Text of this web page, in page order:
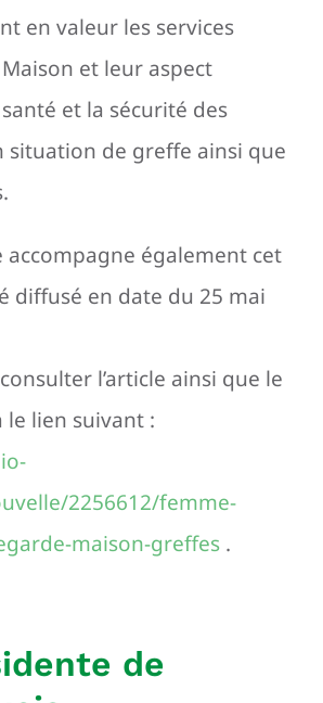
en valeur les services
et leur aspect
et la sécurité des
situation de greffe ainsi que
également cet
diffusé en date du 25 mai
l’article ainsi que le
lien suivant :
2256612/femme-
maison-greffes.
de